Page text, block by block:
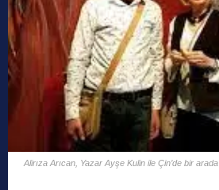
Alirıza Arıcan, Yazar Ayşe Kulin ile Çin’de bir arada